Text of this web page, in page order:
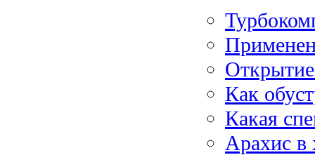
Как
Какая
Арахис в